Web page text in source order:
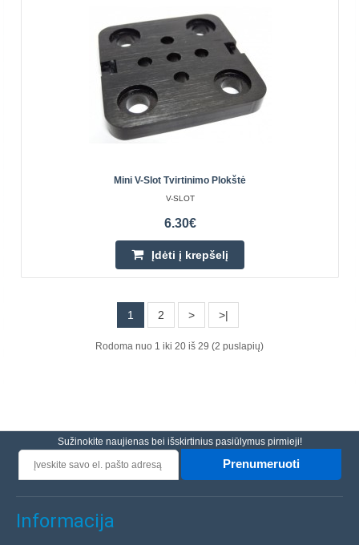
Parduotuvėje Vilniuje NĖRA
Parduotuvėje Kaune NĖRA
Centriniame Sandėlyje YRA
Įdėti į krepšelį
Pridėti prie pageidavimų sąrašo
„Mini V“ ratų, kad būtų ypač stabilus tvirtinimas su profiliu.
Prailginta plokštė, kad būtų dar dau..
Parduotuvėje Vilniuje NĖRA
Mini V-Slot Tvirtinimo Plokštė
V-SLOT
6.30€
Įdėti į krepšelį
1 2 > >|
Rodoma nuo 1 iki 20 iš 29 (2 puslapių)
Sužinokite naujienas bei išskirtinius pasiūlymus pirmieji!
Prenumeruoti
Informacija